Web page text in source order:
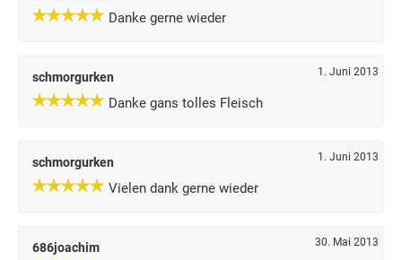
Danke gerne wieder
schmorgurken 1. Juni 2013
Danke gans tolles Fleisch
schmorgurken 1. Juni 2013
Vielen dank gerne wieder
686joachim 30. Mai 2013